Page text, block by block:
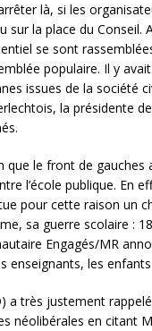
là, si les
sur la place du
se sont
populaire. Il y
issues de la société
la présidente
que le front de
l’école publique. En
pour cette raison un
sa guerre scolaire :
Engagés/MR
enseignants, les
a très justement
néolibérales en citant